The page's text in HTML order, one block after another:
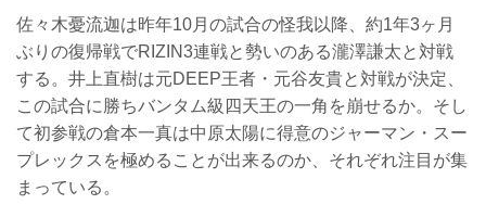
佐々木憂流迦は昨年10月の試合の怪我以降、約1年3ヶ月
ぶりの復帰戦でRIZIN3連戦と勢いのある瀧澤謙太と対戦
する。井上直樹は元DEEP王者・元谷友貴と対戦が決定、
この試合に勝ちバンタム級四天王の一角を崩せるか。そし
て初参戦の倉本一真は中原太陽に得意のジャーマン・スー
プレックスを極めることが出来るのか、それぞれ注目が集
まっている。